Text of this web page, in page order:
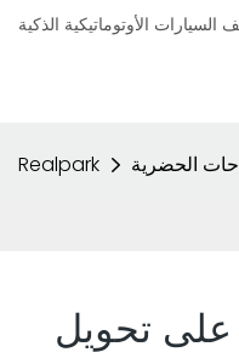
Realpark الحضرية
على تحويل